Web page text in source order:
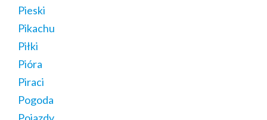
Pieski
Pikachu
Piłki
Pióra
Piraci
Pogoda